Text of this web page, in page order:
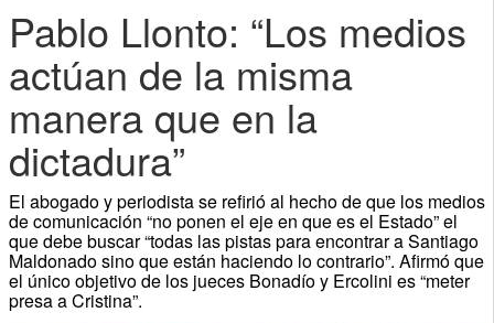
Pablo Llonto: “Los medios
actúan de la misma
manera que en la
dictadura”
El abogado y periodista se refirió al hecho de que los medios
de comunicación “no ponen el eje en que es el Estado” el
que debe buscar “todas las pistas para encontrar a Santiago
Maldonado sino que están haciendo lo contrario”. Afirmó que
el único objetivo de los jueces Bonadío y Ercolini es “meter
presa a Cristina”.